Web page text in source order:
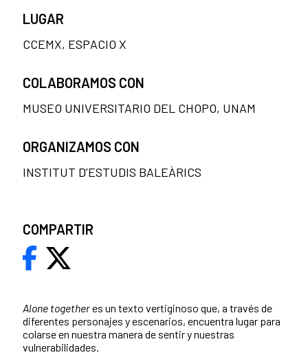
Alone togetheres un texto vertiginoso que, a través de
diferentes personajes y escenarios, encuentra lugar para
colarse en nuestra manera de sentir y nuestras
vulnerabilidades.
LUGAR
CCEMX, ESPACIO X
COLABORAMOS CON
MUSEO UNIVERSITARIO DEL CHOPO, UNAM
ORGANIZAMOS CON
INSTITUT D’ESTUDIS BALEÀRICS
COMPARTIR